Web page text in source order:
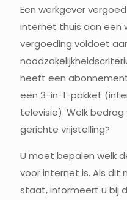
Een werkgever
internet thuis aan een
vergoeding voldoet
heeft een
een 3-in-1-pakket
televisie). Welk
gerichte vrijstelling?
U moet bepalen welk
voor internet is. Als dit
staat, informeert u bij